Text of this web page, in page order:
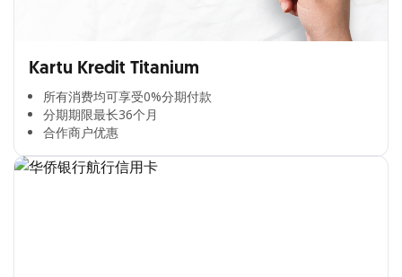
Kartu Kredit Titanium
所有消费均可享受0%分期付款​
分期期限最长36个月​
合作商户优惠​